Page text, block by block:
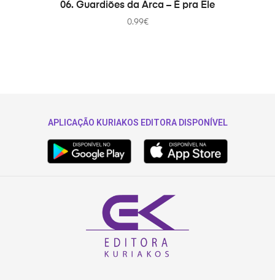
06. Guardiões da Arca – É pra Ele
0.99€
APLICAÇÃO KURIAKOS EDITORA DISPONÍVEL